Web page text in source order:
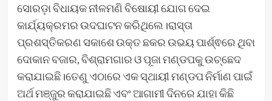
ସୋରଡ଼ା ବିଧାୟକ ନୀଳମଣି ବିଷୋୟୀ ଯୋଗ ଦେଇ
କାର୍ଯ୍ୟକ୍ରମର ଉଦଘାଟନ କରିଥିଲେ।ରାସ୍ତା
ପ୍ରଶସ୍ତିକରଣ ସକାଶେ ଉକ୍ତ ଛକର ଉଭୟ ପାର୍ଶ୍ଵରେ ଥିବା
ଦୋକାନ ବଜାର, ବିଶ୍ରାମଗାର ଓ ପୂଜା ମଣ୍ଡପକୁ ଉଚ୍ଛେଦ
କରାଯାଇଛି।ତେଣୁ ଏଠାରେ ଏକ ସ୍ଥାୟୀ ମଣ୍ଡପ ନିର୍ମାଣ ପାଇଁ
ଅର୍ଥ ମଞ୍ଜୁର କରାଯାଇଛି ଏବଂ ଆଗାମୀ ଦିନରେ ଯାହା କିଛି